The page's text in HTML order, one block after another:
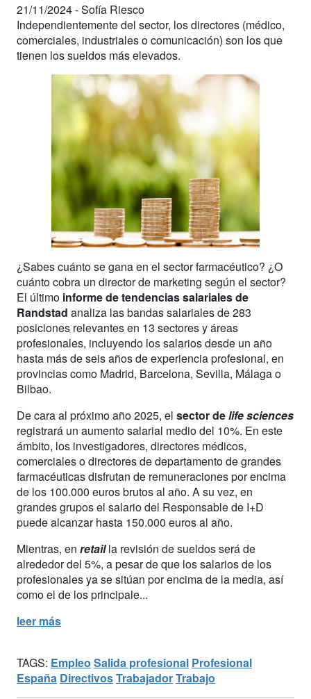
21/11/2024 -Sofía Riesco
Independientemente del sector, los directores (médico,
comerciales, industriales o comunicación) son los que
tienen los sueldos más elevados.
¿Sabes cuánto se gana en el sector farmacéutico? ¿O
cuánto cobra un director de marketing según el sector?
El último informe de tendencias salariales de
Randstad analiza las bandas salariales de 283
posiciones relevantes en 13 sectores y áreas
profesionales, incluyendo los salarios desde un año
hasta más de seis años de experiencia profesional, en
provincias como Madrid, Barcelona, Sevilla, Málaga o
Bilbao.
De cara al próximo año 2025, el sector delife sciences
registrará un aumento salarial medio del 10%. En este
ámbito, los investigadores, directores médicos,
comerciales o directores de departamento de grandes
farmacéuticas disfrutan de remuneraciones por encima
de los 100.000 euros brutos al año. A su vez, en
grandes grupos el salario del Responsable de I+D
puede alcanzar hasta 150.000 euros al año.
Mientras, en retailla revisión de sueldos será de
alrededor del 5%, a pesar de que los salarios de los
profesionales ya se sitúan por encima de la media, así
como el de los principale...
leer más
TAGS: Empleo Salida profesional Profesional
España DirectivosTrabajadorTrabajo